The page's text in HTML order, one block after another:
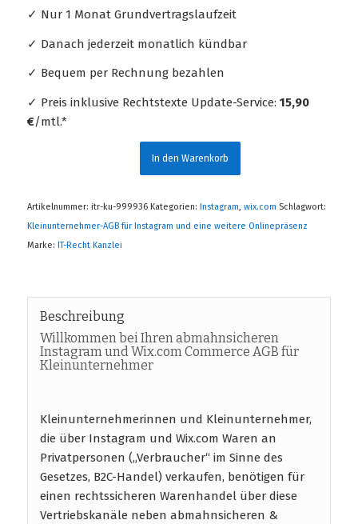
✓ Nur 1 Monat Grundvertragslaufzeit
✓ Danach jederzeit monatlich kündbar
✓ Bequem per Rechnung bezahlen
✓ Preis inklusive Rechtstexte Update-Service: 15,90
€/mtl.*
In den Warenkorb
Artikelnummer: itr-ku-999936 Kategorien: Instagram, wix.com Schlagwort:
Kleinunternehmer-AGB für Instagram und eine weitere Onlinepräsenz
Marke: IT-Recht Kanzlei
Beschreibung
Willkommen bei Ihren abmahnsicheren
Instagram und Wix.com Commerce AGB für
Kleinunternehmer
Kleinunternehmerinnen und Kleinunternehmer,
die über Instagram und Wix.com Waren an
Privatpersonen („Verbraucher“ im Sinne des
Gesetzes, B2C-Handel) verkaufen, benötigen für
einen rechtssicheren Warenhandel über diese
Vertriebskanäle neben abmahnsicheren &